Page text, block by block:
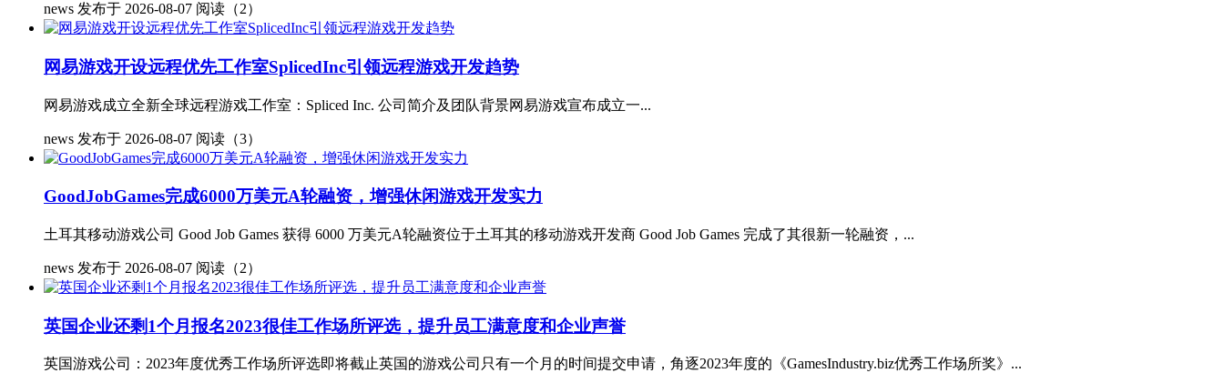
news 发布于 2026-08-07 阅读（2）
网易游戏开设远程优先工作室SplicedInc引领远程游戏开发趋势
网易游戏成立全新全球远程游戏工作室：Spliced Inc. 公司简介及团队背景网易游戏宣布成立一...
news 发布于 2026-08-07 阅读（3）
GoodJobGames完成6000万美元A轮融资，增强休闲游戏开发实力
土耳其移动游戏公司 Good Job Games 获得 6000 万美元A轮融资位于土耳其的移动游戏开发商 Good Job Games 完成了其很新一轮融资，...
news 发布于 2026-08-07 阅读（2）
英国企业还剩1个月报名2023很佳工作场所评选，提升员工满意度和企业声誉
英国游戏公司：2023年度优秀工作场所评选即将截止英国的游戏公司只有一个月的时间提交申请，角逐2023年度的《GamesIndustry.biz优秀工作场所奖》...